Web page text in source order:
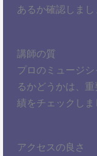
あるか確認しまし
講師の質
プロのミュージ
るかどうかは、
績をチェックしま
アクセスの良さ